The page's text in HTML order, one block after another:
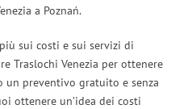
a Poznań.
sui costi e sui servizi di
Traslochi Venezia per ottenere
un preventivo gratuito e senza
ottenere un’idea dei costi